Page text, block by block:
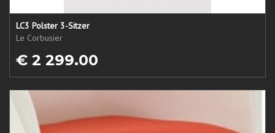
LC3 Polster 3-Sitzer
Le Corbusier
€ 2 299.00